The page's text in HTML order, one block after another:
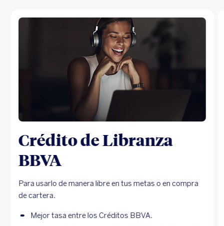
Crédito de Libranza
BBVA
Para usarlo de manera libre en tus metas o en compra
de cartera.
Mejor tasa entre los Créditos BBVA.